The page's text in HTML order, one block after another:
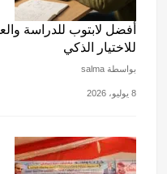
للاختيار الذكي
بواسطة salma
8 يوليو، 2026